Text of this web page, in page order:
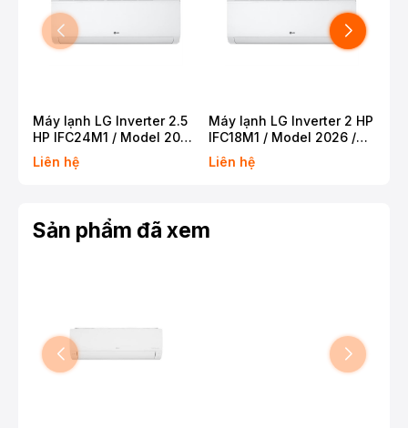
Máy lạnh LG Inverter 2.5
HP IFC24M1 / Model 2026
/ CSPF 5.0
Liên hệ
Máy lạnh LG Inverter 2 HP
IFC18M1 / Model 2026 /
CSPF 4.80
Liên hệ
Sản phẩm đã xem